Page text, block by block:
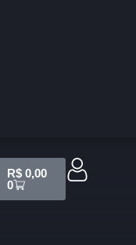
R$ 0,00
0